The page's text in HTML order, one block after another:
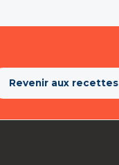
Revenir aux recettes